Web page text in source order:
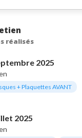
réalisés
2025
+ Plaquettes AVANT
2025